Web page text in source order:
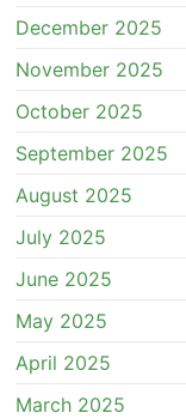
December 2025
November 2025
October 2025
September 2025
August 2025
July 2025
June 2025
May 2025
April 2025
March 2025